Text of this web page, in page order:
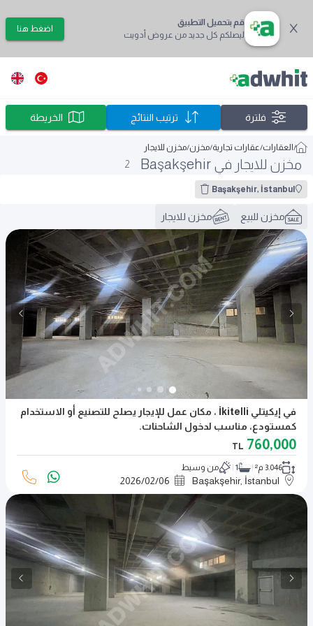
قم بتحميل التطبيق
ليصلكم كل جديد من عروض أدويت
اضغط هنا
فلترة ترتيب النتائج الخريطة
/ العقارات/عقارات تجارية/مخزن/مخزن للايجار
مخزن للايجار في Başakşehir 2
Başakşehir, İstanbul
مخزن للبيع مخزن للايجار
في إيكيتلي İkitelli ، مكان عمل للإيجار يصلح للتصنيع أو الاستخدام
كمستودع، مناسب لدخول الشاحنات.
760,000
TL
3.046 م² 1 من وسيط
Başakşehir, İstanbul
2026/02/06